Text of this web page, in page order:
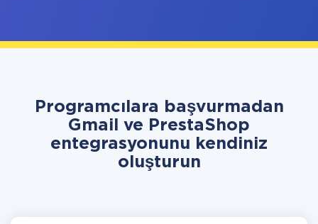
Programcılara başvurmadan
Gmail ve PrestaShop
entegrasyonunu kendiniz
oluşturun